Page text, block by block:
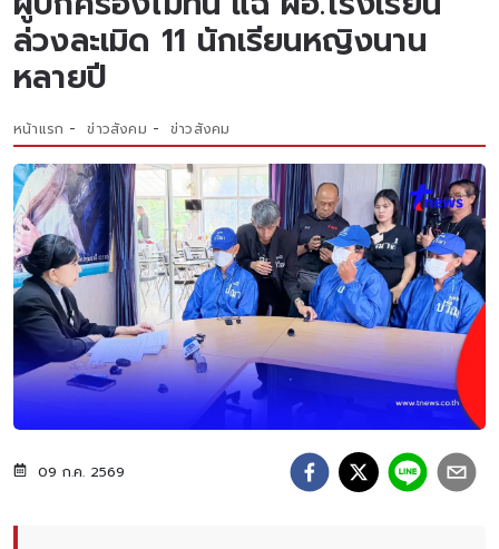
ล่วงละเมิด 11 นักเรียนหญิงนาน
หลายปี
หน้าแรก ข่าวสังคม ข่าวสังคม
09 ก.ค. 2569